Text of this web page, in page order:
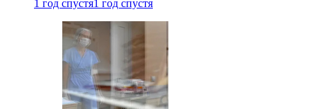
1 год спустя1 год спустя